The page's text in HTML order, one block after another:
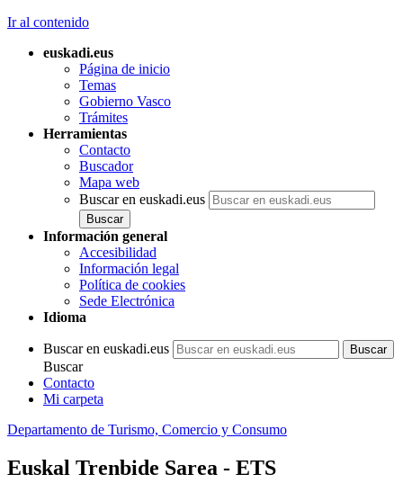
Ir al contenido
euskadi.eus
Página de inicio
Temas
Gobierno Vasco
Trámites
Herramientas
Contacto
Buscador
Mapa web
Buscar en euskadi.eus
Información general
Accesibilidad
Información legal
Política de cookies
Sede Electrónica
Idioma
Buscar en euskadi.eus
Buscar
Contacto
Mi carpeta
Departamento de Turismo, Comercio y Consumo
Euskal Trenbide Sarea - ETS